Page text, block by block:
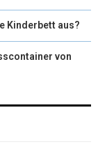
Kinderbett aus?
von